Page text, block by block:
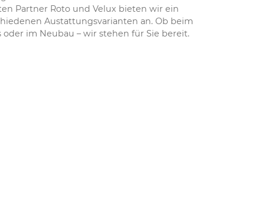
Partner Roto und Velux bieten wir ein
Austattungsvarianten an. Ob beim
im Neubau – wir stehen für Sie bereit.